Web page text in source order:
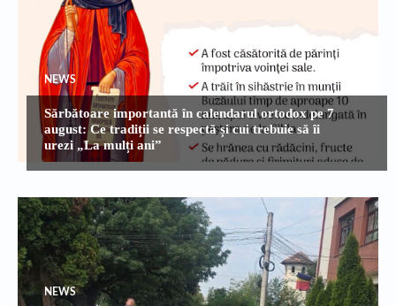
NEWS
Sărbătoare importantă în calendarul ortodox pe 7
august: Ce tradiții se respectă și cui trebuie să îi
urezi „La mulți ani”
NEWS